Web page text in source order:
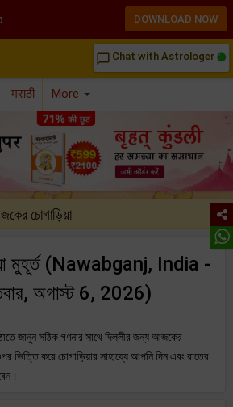
chat_bubble_outline Chat with Astrologer
मराठी More
চোগাড়িয়া
মুহূর্ত (Nawabganj, India -
অগাস্ট 6, 2026)
জানুন সঠিক গণনার সাথে দিল্লীর জন্য আজকের
ভিত্তি করে চোগাড়িয়ার সাহায্যে আপনি দিন এবং রাতের
DOWNLOAD NOW